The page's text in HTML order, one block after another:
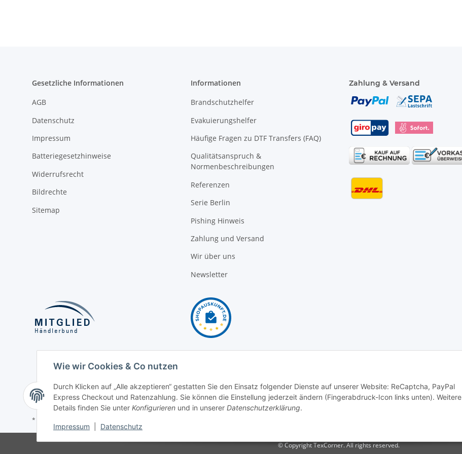
Gesetzliche Informationen
AGB
Datenschutz
Impressum
Batteriegesetzhinweise
Widerrufsrecht
Bildrechte
Sitemap
Informationen
Brandschutzhelfer
Evakuierungshelfer
Häufige Fragen zu DTF Transfers (FAQ)
Qualitätsanspruch &
Normenbeschreibungen
Referenzen
Serie Berlin
Pishing Hinweis
Zahlung und Versand
Wir über uns
Newsletter
Zahlung & Versand
* Alle Preise inkl. gesetzlicher USt., zzgl.
© Copyright TexCorner. All rights reserved.
Wie wir Cookies & Co nutzen
Durch Klicken auf „Alle akzeptieren“ gestatten Sie den Einsatz folgender Dienste auf unserer Website: ReCaptcha, PayPal
Express Checkout und Ratenzahlung. Sie können die Einstellung jederzeit ändern (Fingerabdruck-Icon links unten). Weitere
Details finden Sie unter Konfigurieren und in unserer Datenschutzerklärung.
Impressum Datenschutz